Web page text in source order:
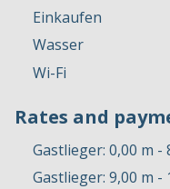
Einkaufen
Wasser
Wi-Fi
Rates and
Gastlieger: 0,00 m
Gastlieger: 9,00 m